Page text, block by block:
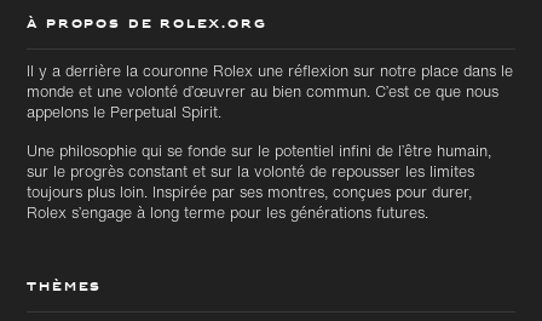
À PROPOS DE ROLEX.ORG
Il y a derrière la couronne Rolex une réflexion sur notre place dans le
monde et une volonté d’œuvrer au bien commun. C’est ce que nous
appelons le Perpetual Spirit.
Une philosophie qui se fonde sur le potentiel infini de l’être humain,
sur le progrès constant et sur la volonté de repousser les limites
toujours plus loin. Inspirée par ses montres, conçues pour durer,
Rolex s’engage à long terme pour les générations futures.
THÈMES